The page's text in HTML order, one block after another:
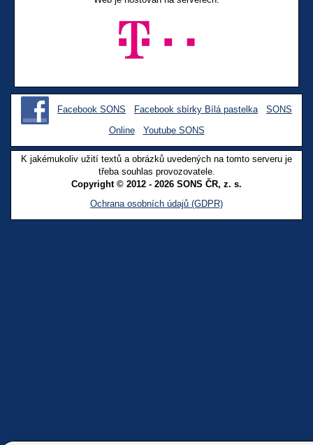
Facebook SONS Facebook sbírky Bílá pastelka
SONS
Online
Youtube SONS
K jakémukoliv užití textů a obrázků uvedených na tomto serveru je
třeba souhlas provozovatele.
Copyright © 2012 - 2026 SONS ČR, z. s.
Ochrana osobních údajů (GDPR)